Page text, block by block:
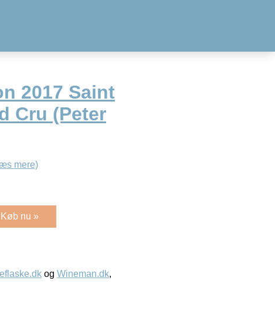
2017 Saint
Cru (Peter
mere)
Køb nu »
og Wineman.dk,